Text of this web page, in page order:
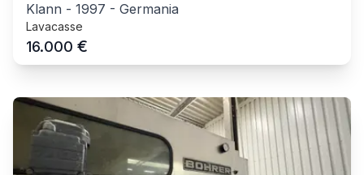
Klann - 1997 - Germania
Lavacasse
16.000 €